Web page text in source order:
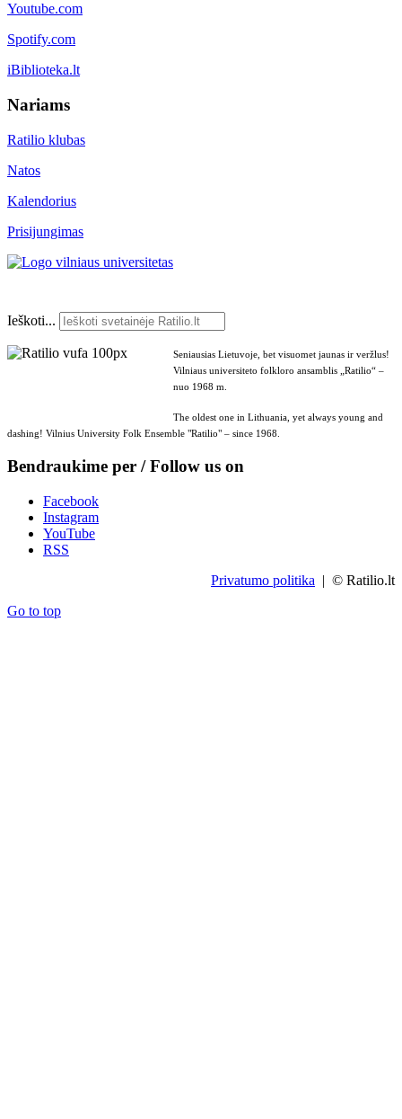
Youtube.com
Spotify.com
iBiblioteka.lt
Nariams
Ratilio klubas
Natos
Kalendorius
Prisijungimas
Ieškoti...
Seniausias Lietuvoje, bet visuomet jaunas ir veržlus!
Vilniaus universiteto folkloro ansamblis „Ratilio“ –
nuo 1968 m.
The oldest one in Lithuania, yet always young and
dashing! Vilnius University Folk Ensemble "Ratilio" – since 1968.
Bendraukime per / Follow us on
Facebook
Instagram
YouTube
RSS
Privatumo politika | © Ratilio.lt
Go to top